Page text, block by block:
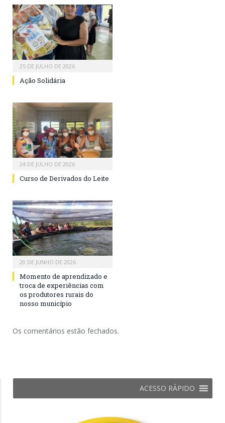
25 DE JULHO DE 2026
Ação Solidária
24 DE JULHO DE 2026
Curso de Derivados do Leite
20 DE JUNHO DE 2026
Momento de aprendizado e
troca de experiências com
os produtores rurais do
nosso município
Os comentários estão fechados.
ACESSO RÁPIDO